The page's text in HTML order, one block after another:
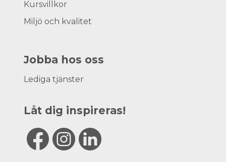
Kursvillkor
Miljö och kvalitet
Jobba hos oss
Lediga tjänster
Låt dig inspireras!